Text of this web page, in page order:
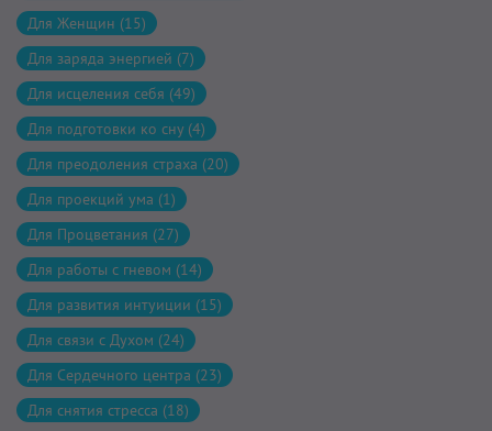
Для Женщин (15)
Для заряда энергией (7)
Для исцеления себя (49)
Для подготовки ко сну (4)
Для преодоления страха (20)
Для проекций ума (1)
Для Процветания (27)
Для работы с гневом (14)
Для развития интуиции (15)
Для связи с Духом (24)
Для Сердечного центра (23)
Для снятия стресса (18)